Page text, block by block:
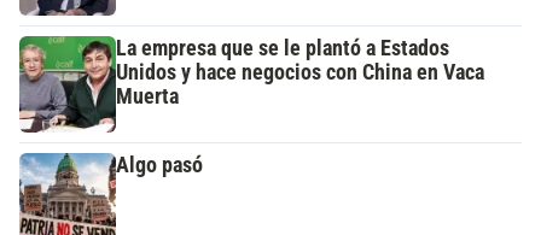
La empresa que se le plantó a Estados
Unidos y hace negocios con China en Vaca
Muerta
Algo pasó